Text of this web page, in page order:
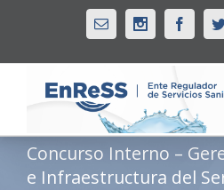
Email Instagram
Concurso Interno –
e Infraestructura del